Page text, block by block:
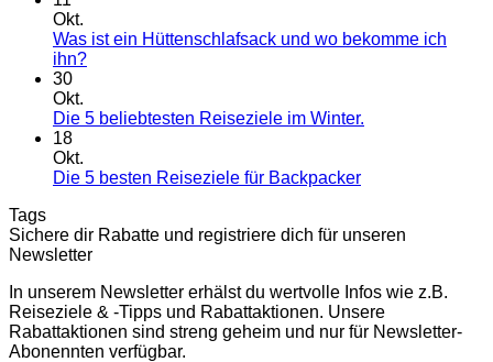
Okt.
Was ist ein Hüttenschlafsack und wo bekomme ich
ihn?
30
Okt.
Die 5 beliebtesten Reiseziele im Winter.
18
Okt.
Die 5 besten Reiseziele für Backpacker
Tags
Sichere dir Rabatte und registriere dich für unseren
Newsletter
In unserem Newsletter erhälst du wertvolle Infos wie z.B.
Reiseziele & -Tipps und Rabattaktionen. Unsere
Rabattaktionen sind streng geheim und nur für Newsletter-
Abonennten verfügbar.